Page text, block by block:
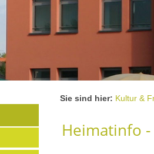
Sie sind hier: Kultur &
Heimatinfo